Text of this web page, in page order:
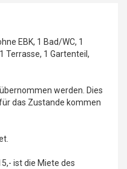
EBK, 1 Bad/WC, 1
Terrasse, 1 Gartenteil,
werden. Dies
das Zustande kommen
ist die Miete des